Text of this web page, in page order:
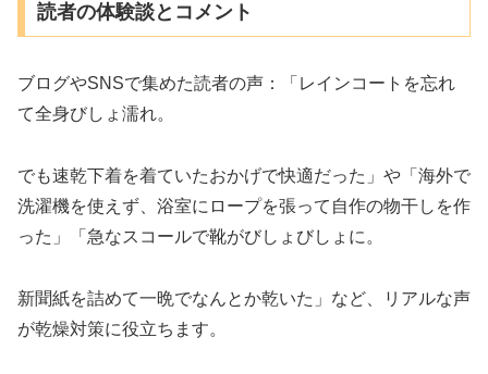
読者の体験談とコメント
ブログやSNSで集めた読者の声：「レインコートを忘れ
て全身びしょ濡れ。
でも速乾下着を着ていたおかげで快適だった」や「海外で
洗濯機を使えず、浴室にロープを張って自作の物干しを作
った」「急なスコールで靴がびしょびしょに。
新聞紙を詰めて一晩でなんとか乾いた」など、リアルな声
が乾燥対策に役立ちます。